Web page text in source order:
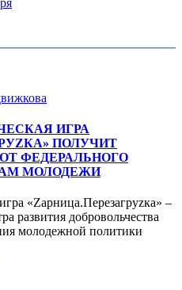
ИГРА
ПОЛУЧИТ
ФЕДЕРАЛЬНОГО
МОЛОДЕЖИ
«Zарница.Перезагруzка» –
развития добровольчества
молодежной политики